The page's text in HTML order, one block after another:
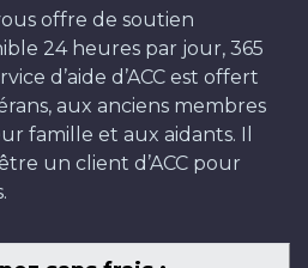
offre de soutien
24 heures par jour, 365
d’aide d’ACC est offert
aux anciens membres
famille et aux aidants. Il
un client d’ACC pour